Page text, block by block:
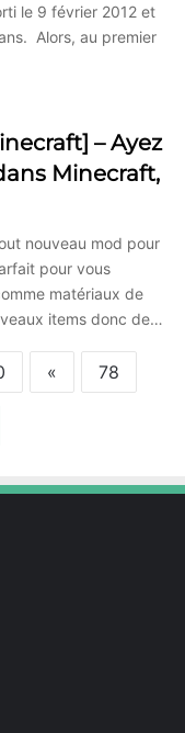
le 9 février 2012 et
Alors, au premier
– Ayez
Minecraft,
nouveau mod pour
pour vous
matériaux de
items donc de…
« 78